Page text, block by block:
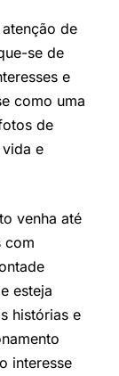
de
se de
e
como uma
de
e
venha até
com
esteja
histórias e
interesse